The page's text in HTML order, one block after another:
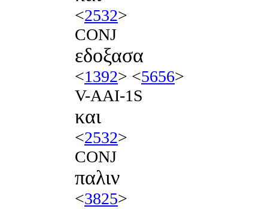
<2532>
CONJ
εδοξασα
<1392> <5656>
V-AAI-1S
και
<2532>
CONJ
παλιν
<3825>